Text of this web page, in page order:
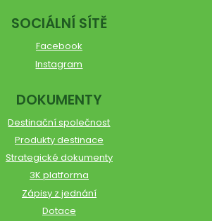
SOCIÁLNÍ SÍTĚ
Facebook
Instagram
DOKUMENTY
Destinační společnost
Produkty destinace
Strategické dokumenty
3K platforma
Zápisy z jednání
Dotace